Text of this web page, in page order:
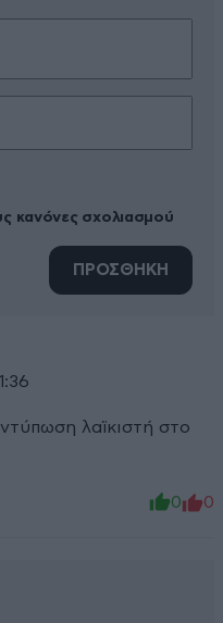
κανόνες σχολιασμού
ΠΡΟΣΘΗΚΗ
λαϊκιστή στο
0 0